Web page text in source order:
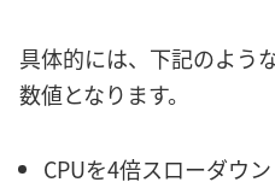
具体的には、下記のよう
数値となります。
CPUを4倍スローダウン